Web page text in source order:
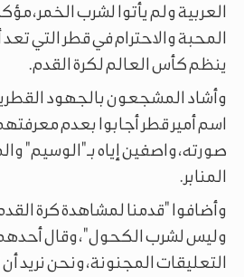
العربية ولم يأتوا لشرب الخمر،
المحبة والاحترام في قطر التي
ينظم كأس العالم لكرة القدم.
وأشاد المشجعون بالجهود
اسم أمير قطر أجابوا بعدم
صورته، واصفين إياه بـ"الوسيم"
المنابر.
وأضافوا "قدمنا لمشاهدة كرة
وليس لشرب الكحول"، وقال
التعليقات المجنونة، ونحن نريد